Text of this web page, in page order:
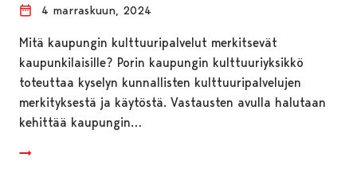
4 marraskuun, 2024
Mitä kaupungin kulttuuripalvelut merkitsevät
kaupunkilaisille? Porin kaupungin kulttuuriyksikkö
toteuttaa kyselyn kunnallisten kulttuuripalvelujen
merkityksestä ja käytöstä. Vastausten avulla halutaan
kehittää kaupungin…